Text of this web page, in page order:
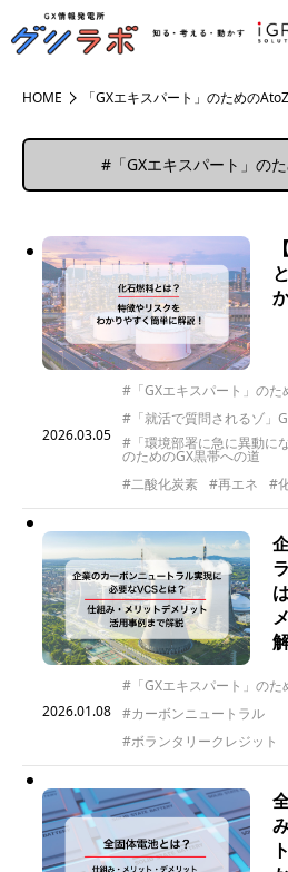
HOME 「GXエキスパート」のためのAtoZ
#「GXエキスパート」の
2026.03.05
#「GXエキスパート」のた
#「就活で質問されるゾ」
#「環境部署に急に異動に
のためのGX黒帯への道
#二酸化炭素
#再エネ #
2026.01.08
#「GXエキスパート」のた
#カーボンニュートラル
#ボランタリークレジット